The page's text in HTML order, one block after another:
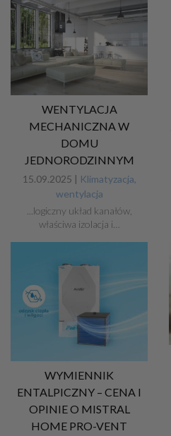
WENTYLACJA
MECHANICZNA W
DOMU
JEDNORODZINNYM
15.09.2025 | Klimatyzacja,
wentylacja
...logiczny układ kanałów,
właściwa izolacja i…
WYMIENNIK
ENTALPICZNY – CENA I
OPINIE O MISTRAL
HOME PRO-VENT